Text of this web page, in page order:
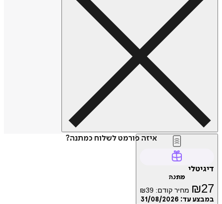
איזה פורמט לשלוח כמתנה?
דיגיטלי
מתנה
₪27 מחיר קודם: ₪39
במבצע עד: 31/08/2026